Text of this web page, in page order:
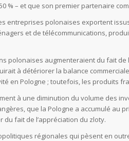
% – et que son premier partenaire
entreprises polonaises exportent
et de télécommunications,
polonaises augmenteraient du fait
à détériorer la balance
en Pologne ; toutefois, les produits
à une diminution du volume des
que la Pologne a accumulé au
du fait de l’appréciation du zloty.
régionales qui pèsent en